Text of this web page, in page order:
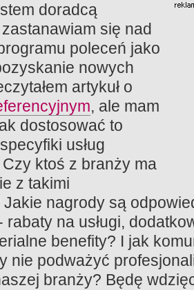
doradcą
się nad
poleceń jako
nowych
artykuł o
, ale mam
dostosować to
usług
ktoś z branży ma
z takimi
nagrody są
rabaty na usługi,
benefity? I jak
nie podważyć
branży? Będę